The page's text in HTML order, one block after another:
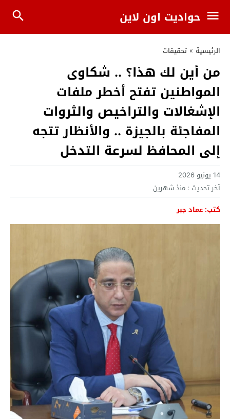
حواديت اون لاين
الرئيسية » تحقيقات
من أين لك هذا؟ .. شكاوى
المواطنين تفتح أخطر ملفات
الإشغالات والتراخيص والثروات
المفاجئة بالجيزة .. والأنظار تتجه
إلى المحافظ لسرعة التدخل
14 يونيو 2026
آخر تحديث : منذ شهرين
كتب: عماد جبر